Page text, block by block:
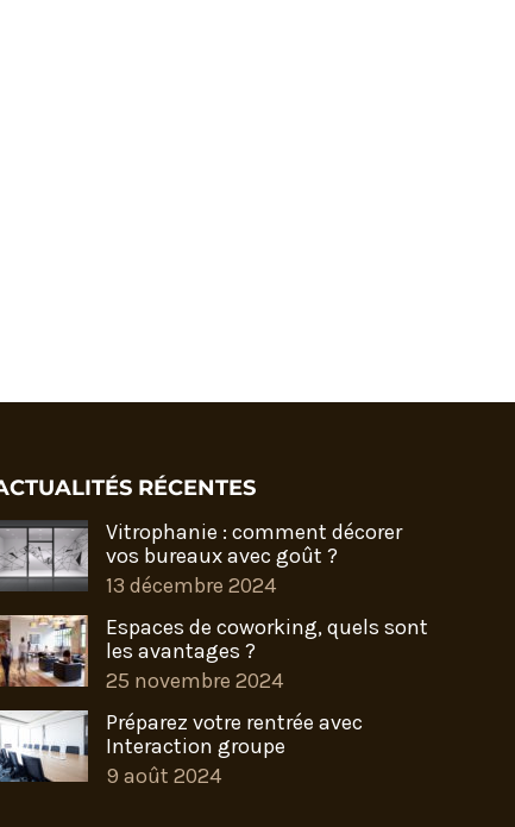
RÉCENTES
Vitrophanie : comment décorer
vos bureaux avec goût ?
13 décembre 2024
Espaces de coworking, quels sont
les avantages ?
25 novembre 2024
Préparez votre rentrée avec
Interaction groupe
9 août 2024